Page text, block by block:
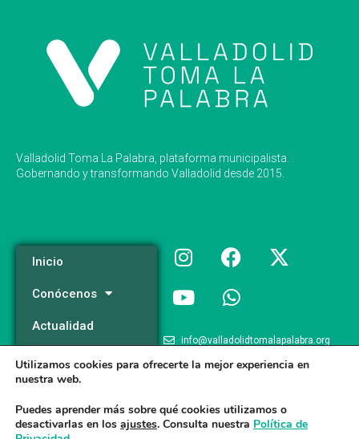
Valladolid Toma La Palabra, plataforma municipalista.
Gobernando y transformando Valladolid desde 2015.
Inicio
Conócenos
Actualidad
Programa
info@valladolidtomalapalabra.org
+34 983 426 124
Utilizamos cookies para ofrecerte la mejor experiencia en
nuestra web.
Puedes aprender más sobre qué cookies utilizamos o
desactivarlas en los ajustes. Consulta nuestra Política de